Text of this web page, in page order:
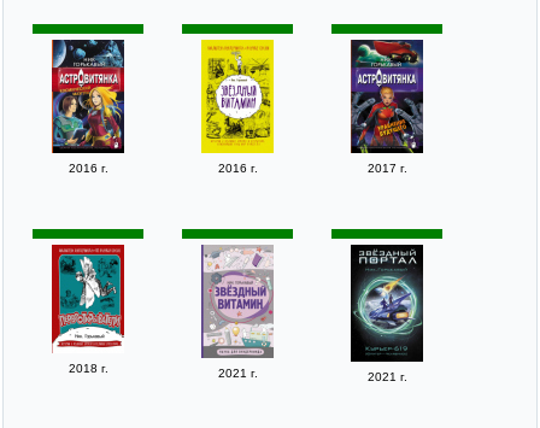
2016 г. 2016 г. 2017 г.
2018 г. 2021 г. 2021 г.